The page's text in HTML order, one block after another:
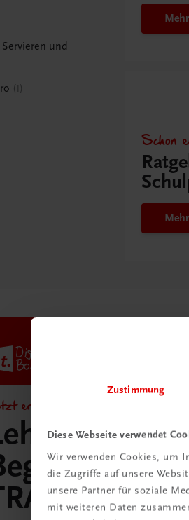
Zustimmung
Diese Webseite verwendet
Wir verwenden Cookies, um
die Zugriffe auf unsere
unsere Partner für soziale
mit weiteren Daten
und
1
Schon
entdecken!
innen-